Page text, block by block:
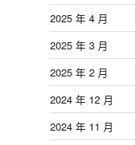
2025 年 4 月
2025 年 3 月
2025 年 2 月
2024 年 12 月
2024 年 11 月